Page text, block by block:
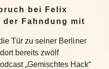
bei Felix
Fahndung mit
Tür zu seiner Berliner
bereits zwölf
„Gemischtes Hack“